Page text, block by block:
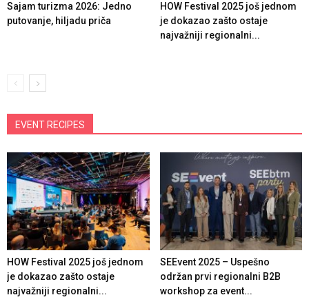
Sajam turizma 2026: Jedno
putovanje, hiljadu priča
HOW Festival 2025 još jednom
je dokazao zašto ostaje
najvažniji regionalni...
EVENT RECIPES
HOW Festival 2025 još jednom
je dokazao zašto ostaje
najvažniji regionalni...
SEEvent 2025 – Uspešno
održan prvi regionalni B2B
workshop za event...